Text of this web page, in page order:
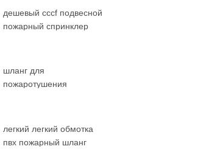
дешевый cccf подвесной
пожарный спринклер
шланг для
пожаротушения
легкий легкий обмотка
пвх пожарный шланг